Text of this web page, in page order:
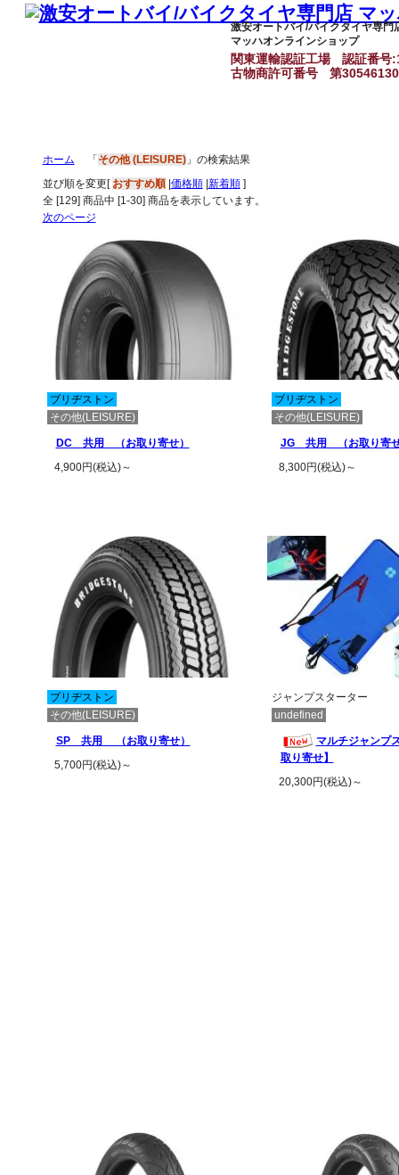
激安オートバイ/バイクタイヤ専門
マッハオンラインショップ
関東運輸認証工場
認証番号
古物商許可番号
第
ホーム 「 その他 (LEISURE)」の検索結果
並び順を変更[ おすすめ順| 価格順| 新着順]
全 [129] 商品中 [1-30] 商品を表示しています。
次のページ
ブリヂストン
その他(LEISURE)
DC 共用 （お取り寄せ）
4,900円(税込)～
ブリヂストン
その他(LEISURE)
JG 共用 （お取り寄
8,300円(税込)～
ブリヂストン
その他(LEISURE)
SP 共用 （お取り寄せ）
5,700円(税込)～
ジャンプスターター
undefined
マルチジャンプ
取り寄せ】
20,300円(税込)～